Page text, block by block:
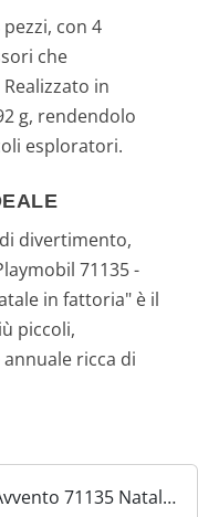
con 4
che
in
g, rendendolo
esploratori.
divertimento,
71135 -
in fattoria" è il
piccoli,
ricca di
71135 Natale